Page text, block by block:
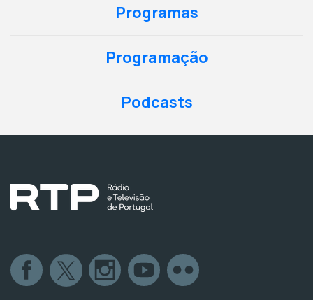
Programas
Programação
Podcasts